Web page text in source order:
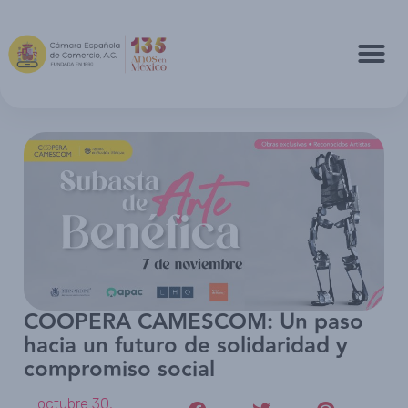
COOPERA CAMESCOM: Un paso
hacia un futuro de solidaridad y
compromiso social
octubre 30,